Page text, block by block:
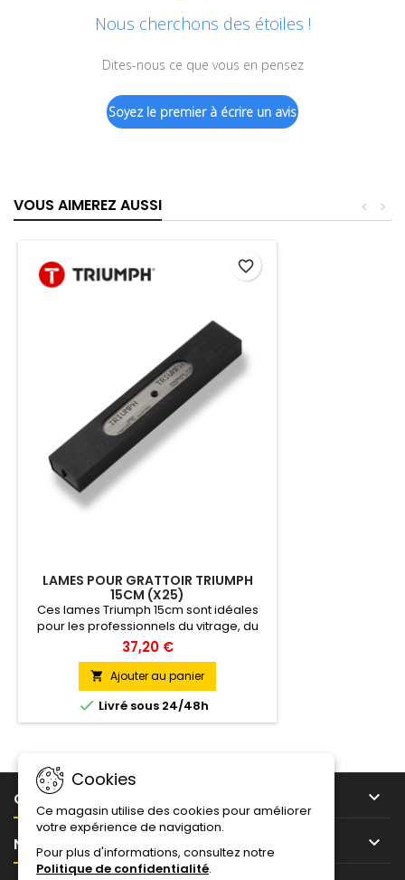
Nous cherchons des étoiles !
Dites-nous ce que vous en pensez
Soyez le premier à écrire un avis
VOUS AIMEREZ AUSSI >
<
LAMES POUR GRATTOIR TRIUMPH
15CM (X25)
Ces lames Triumph 15cm sont idéales
pour les professionnels du vitrage, du
nettoyage ou de la pose de films
adhésifs. Leur affûtage précis et leur
résistance assurent une performance
constante et fiable.Existe en Carbon,
Acier Inox et Acier Inox Renforcé.
37,20 €
 Ajouter au panier
 Livré sous 24/48h
favorite_border
CONSEILS ET IDÉES 
NOTRE SOCIÉTÉ 
Cookies
Ce magasin utilise des cookies pour améliorer
votre expérience de navigation.
Pour plus d'informations, consultez notre
Politique de confidentialité.